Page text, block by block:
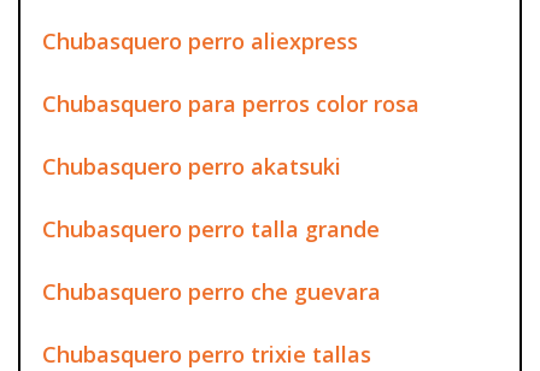
Chubasquero perro aliexpress
Chubasquero para perros color rosa
Chubasquero perro akatsuki
Chubasquero perro talla grande
Chubasquero perro che guevara
Chubasquero perro trixie tallas